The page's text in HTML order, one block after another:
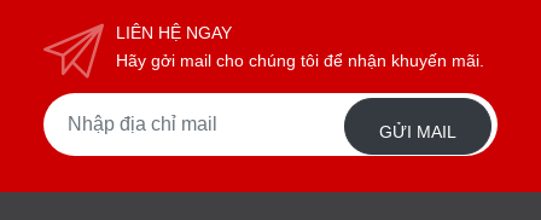
LIÊN HỆ NGAY
Hãy gởi mail cho chúng tôi để nhận khuyến mãi.
GỬI MAIL